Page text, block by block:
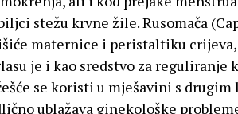
stežu krvne žile. Rusomača
maternice i peristaltiku
je i kao sredstvo za
se koristi u mješavini s
ublažava ginekološke